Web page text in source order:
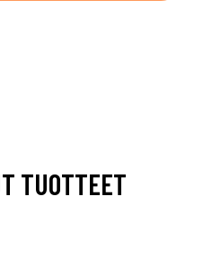
TUOTTEET